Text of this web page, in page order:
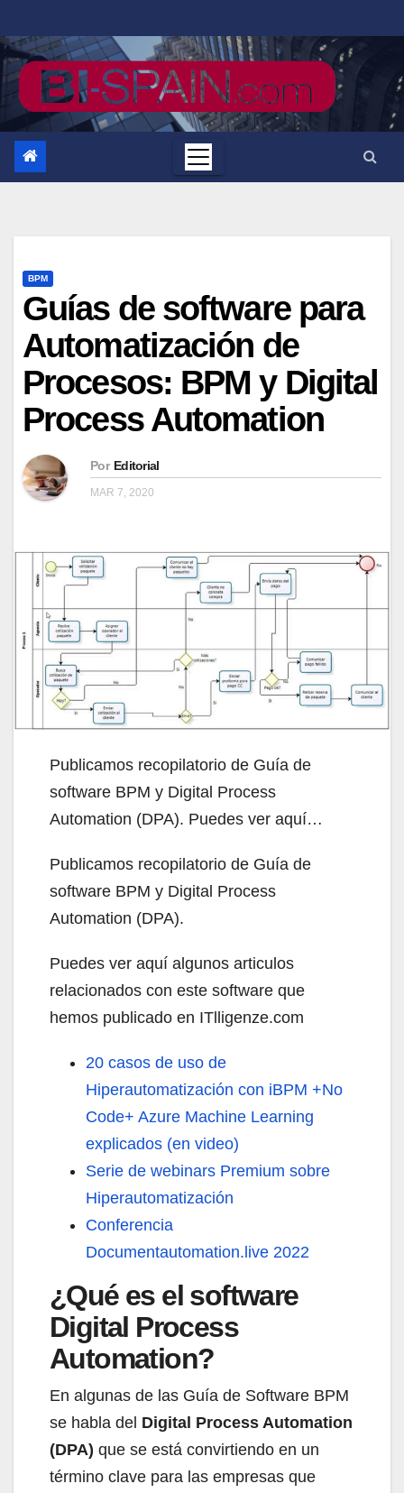
al
contenido
BPM
Guías de software para
Automatización de
Procesos: BPM y Digital
Process Automation
Por Editorial
MAR 7, 2020
Publicamos recopilatorio de Guía de
software BPM y Digital Process
Automation (DPA). Puedes ver aquí…
Publicamos recopilatorio de Guía de
software BPM y Digital Process
Automation (DPA).
Puedes ver aquí algunos articulos
relacionados con este software que
hemos publicado en ITlligenze.com
20 casos de uso de
Hiperautomatización con iBPM +No
Code+ Azure Machine Learning
explicados (en video)
Serie de webinars Premium sobre
Hiperautomatización
Conferencia
Documentautomation.live 2022
¿Qué es el software
Digital Process
Automation?​
En algunas de las Guía de Software BPM
se habla del Digital Process Automation
(DPA) que se está convirtiendo en un
término clave para las empresas que